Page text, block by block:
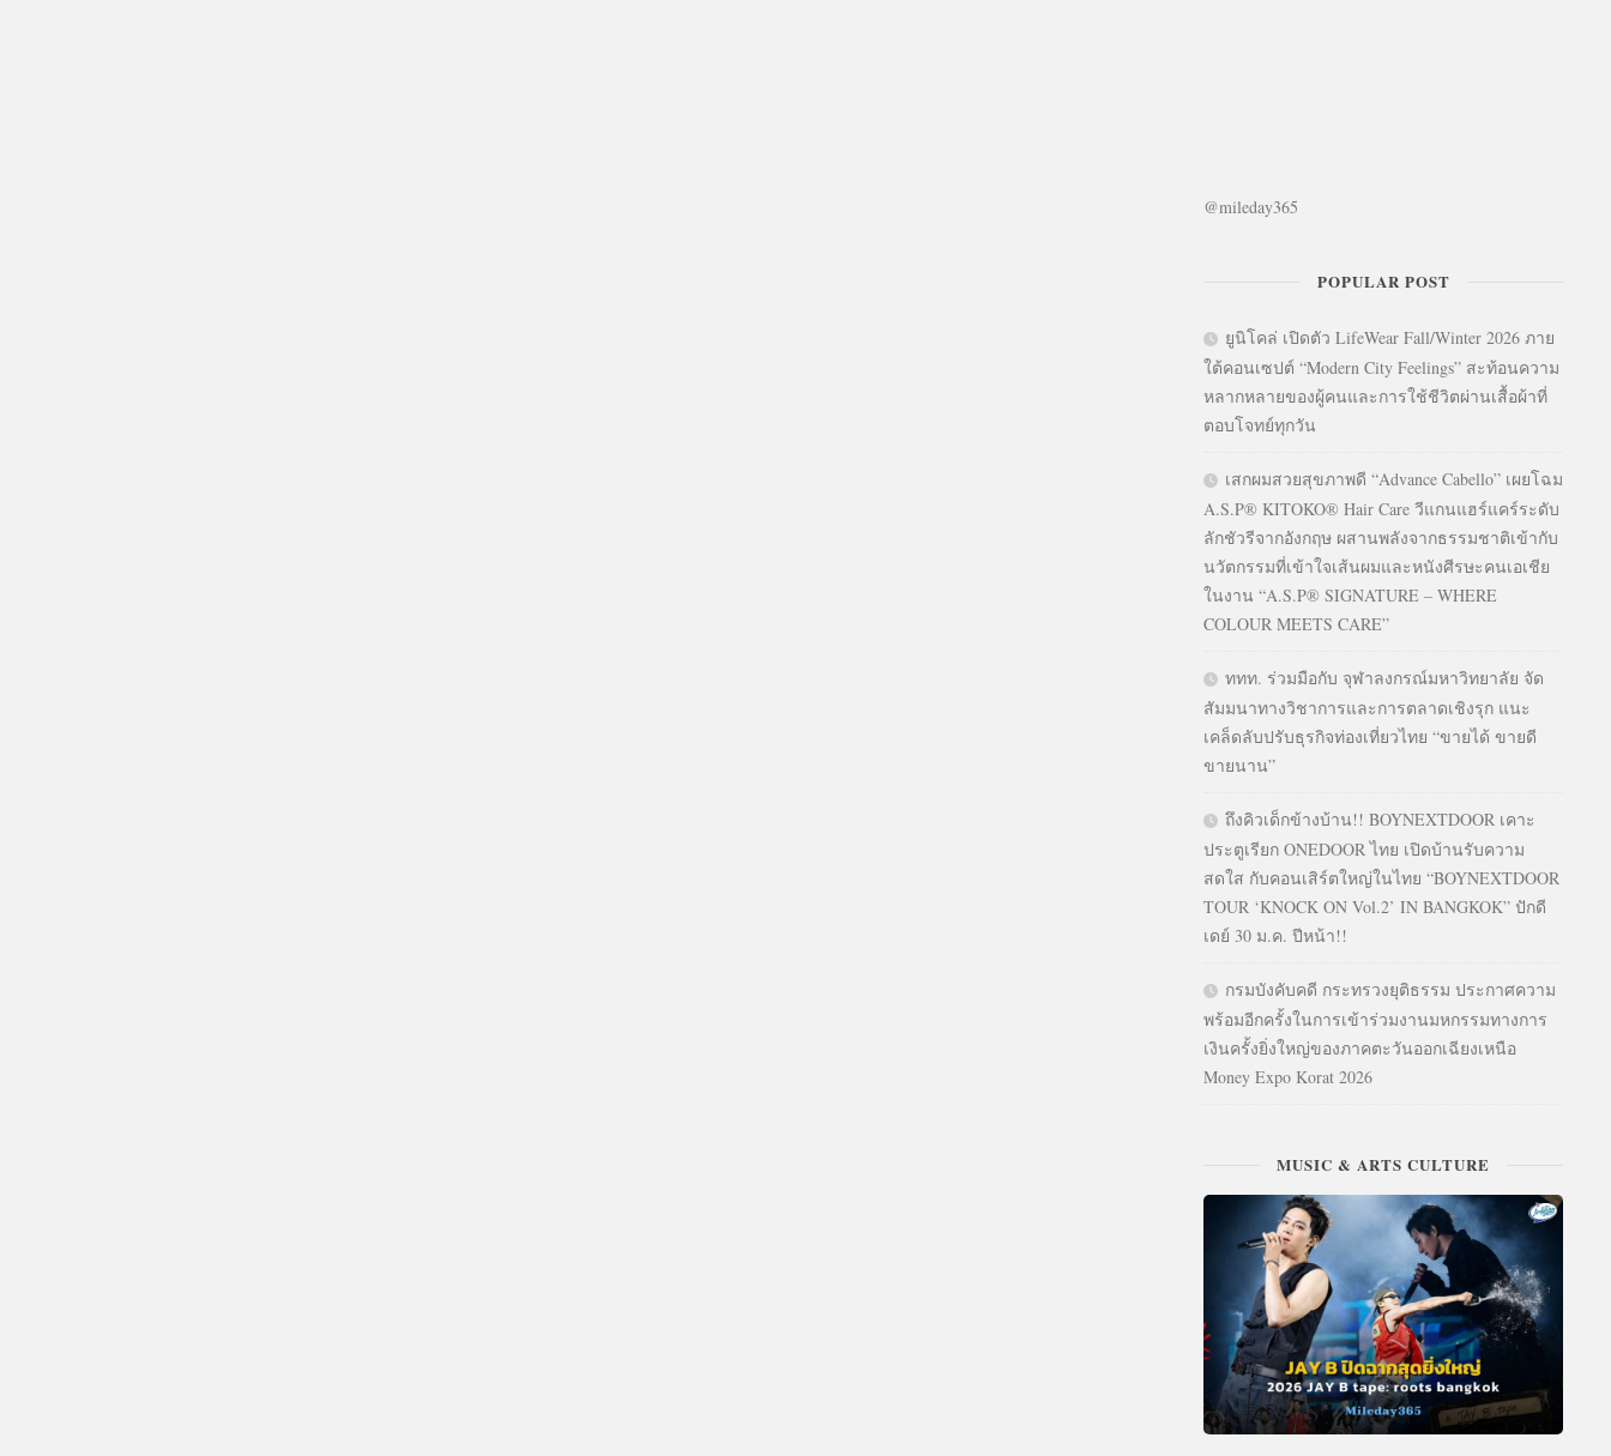
@mileday365
POPULAR POST
ยูนิโคล่ เปิดตัว LifeWear Fall/Winter 2026 ภาย
ใต้คอนเซปต์ “Modern City Feelings” สะท้อนความ
หลากหลายของผู้คนและการใช้ชีวิตผ่านเสื้อผ้าที่
ตอบโจทย์ทุกวัน
เสกผมสวยสุขภาพดี “Advance Cabello” เผยโฉม
A.S.P® KITOKO® Hair Care วีแกนแฮร์แคร์ระดับ
ลักชัวรีจากอังกฤษ ผสานพลังจากธรรมชาติเข้ากับ
นวัตกรรมที่เข้าใจเส้นผมและหนังศีรษะคนเอเชีย
ในงาน “A.S.P® SIGNATURE – WHERE
COLOUR MEETS CARE”
ททท. ร่วมมือกับ จุฬาลงกรณ์มหาวิทยาลัย จัด
สัมมนาทางวิชาการและการตลาดเชิงรุก แนะ
เคล็ดลับปรับธุรกิจท่องเที่ยวไทย “ขายได้ ขายดี
ขายนาน”
ถึงคิวเด็กข้างบ้าน!! BOYNEXTDOOR เคาะ
ประตูเรียก ONEDOOR ไทย เปิดบ้านรับความ
สดใส กับคอนเสิร์ตใหญ่ในไทย “BOYNEXTDOOR
TOUR ‘KNOCK ON Vol.2’ IN BANGKOK” ปักดี
เดย์ 30 ม.ค. ปีหน้า!!
กรมบังคับคดี กระทรวงยุติธรรม ประกาศความ
พร้อมอีกครั้งในการเข้าร่วมงานมหกรรมทางการ
เงินครั้งยิ่งใหญ่ของภาคตะวันออกเฉียงเหนือ
Money Expo Korat 2026
MUSIC & ARTS CULTURE